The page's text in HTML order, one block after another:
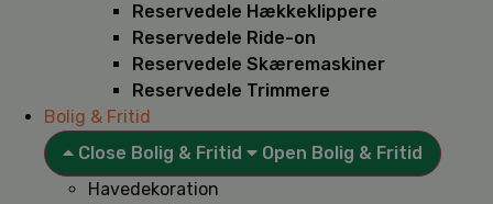
Reservedele Hækkeklippere
Reservedele Ride-on
Reservedele Skæremaskiner
Reservedele Trimmere
Bolig & Fritid
Close Bolig & Fritid
Open Bolig & Fritid
Havedekoration